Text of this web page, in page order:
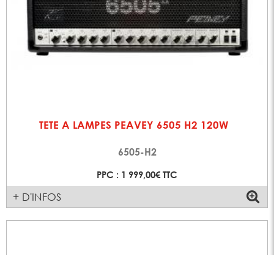
TETE A LAMPES PEAVEY 6505 H2 120W
6505-H2
PPC : 1 999,00€ TTC
+ D'INFOS